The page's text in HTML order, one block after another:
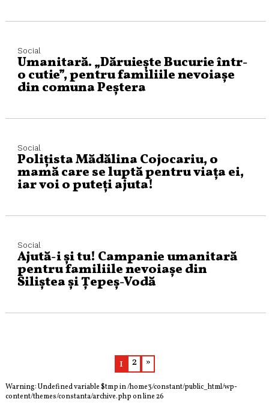
Social
Umanitară. „Dăruiește Bucurie într-
o cutie”, pentru familiile nevoiașe
din comuna Peștera
Social
Polițista Mădălina Cojocariu, o
mamă care se luptă pentru viața ei,
iar voi o puteți ajuta!
Social
Ajută-i și tu! Campanie umanitară
pentru familiile nevoiașe din
Siliștea și Țepeș-Vodă
1 2 »
Warning: Undefined variable $tmp in/home3/constant/public_html/wp-
content/themes/constanta/archive.phpon line26